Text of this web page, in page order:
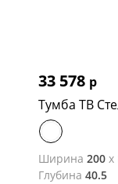
33 578 р
Тумба ТВ
Ширина 200 x
Глубина 40.5